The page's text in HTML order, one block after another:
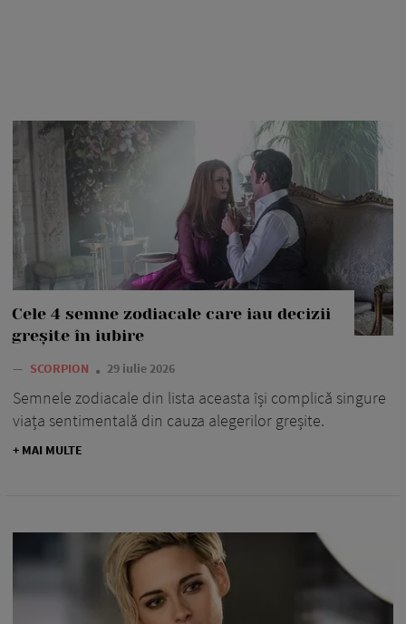
Cele 4 semne zodiacale care iau decizii
greșite în iubire
— SCORPION 29 iulie 2026
Semnele zodiacale din lista aceasta își complică singure
viața sentimentală din cauza alegerilor greșite.
+ MAI MULTE